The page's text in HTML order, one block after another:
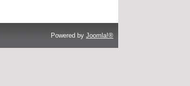
Powered by Joomla!®